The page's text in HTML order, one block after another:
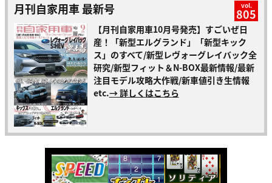
月刊自家用車 最新号 vol.
805
【月刊自家用車10月号発売】すごいぜ日
産！「新型エルグランド」「新型キック
ス」のすべて/新型レヴォーグレイバック全
研究/新型フィット＆N-BOX最新情報/最新
注目モデル攻略大作戦/新車値引き生情報
etc.→ 詳しくはこちら